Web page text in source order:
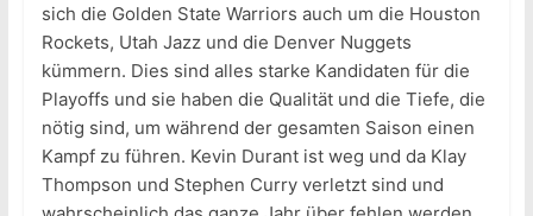
sich die Golden State Warriors auch um die Houston
Rockets, Utah Jazz und die Denver Nuggets
kümmern. Dies sind alles starke Kandidaten für die
Playoffs und sie haben die Qualität und die Tiefe, die
nötig sind, um während der gesamten Saison einen
Kampf zu führen. Kevin Durant ist weg und da Klay
Thompson und Stephen Curry verletzt sind und